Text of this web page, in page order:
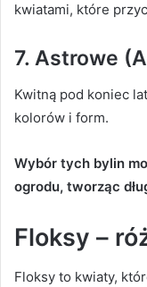
kwiatami, które
7. Astrowe
Kwitną pod koniec
kolorów i form.
Wybór tych bylin
ogrodu, tworząc
Floksy –
Floksy to kwiaty,